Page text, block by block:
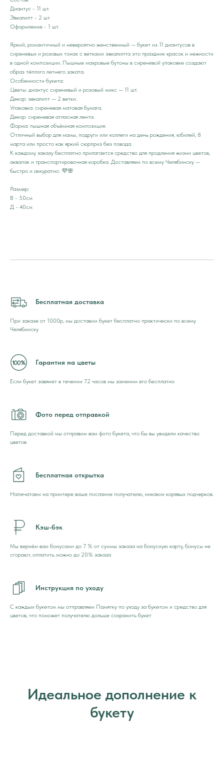
Диантус - 11 шт.
Эвкалипт - 2 шт
Оформление - 1 шт.
Яркий, романтичный и невероятно женственный — букет из 11 диантусов в
сиреневых и розовых тонах с ветками эвкалипта это праздник красок и нежности
в одной композиции. Пышные махровые бутоны в сиреневой упаковке создают
образ тёплого летнего заката.
Особенности букета:
Цветы: диантус сиреневый и розовый микс — 11 шт.
Декор: эвкалипт — 2 ветки.
Упаковка: сиреневая матовая бумага.
Декор: сиреневая атласная лента.
Форма: пышная объёмная композиция.
Отличный выбор для мамы, подруги или коллеги на день рождения, юбилей, 8
марта или просто как яркий сюрприз без повода.
К каждому заказу бесплатно прилагается средство для продления жизни цветов,
аквапак и транспортировочная коробка. Доставляем по всему Челябинску —
быстро и аккуратно. 💜🌸
Размер:
В - 50см
Д - 40см
Бесплатная доставка
При заказе от 1000р, мы доставим букет бесплатно практически по всему
Челябинску
Гарантия на цветы
Если букет завянет в течении 72 часов мы заменим его бесплатно
Фото перед отправкой
Перед доставкой мы отправим вам фото букета, что бы вы увидели качество
цветов
Бесплатная открытка
Напечатаем на принтере ваше послание получателю, никаких корявых подчерков.
Кэш-бэк
Мы вернём вам бонусами до 7 % от суммы заказа на бонусную карту, бонусы не
сгорают, оплатить можно до 20% заказа
Инструкция по уходу
С каждым букетом мы отправляем Памятку по уходу за букетом и средство для
цветов, что поможет получателю дольше сохранить букет
Идеальное дополнение к
букету